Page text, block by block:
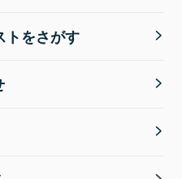
トをさがす